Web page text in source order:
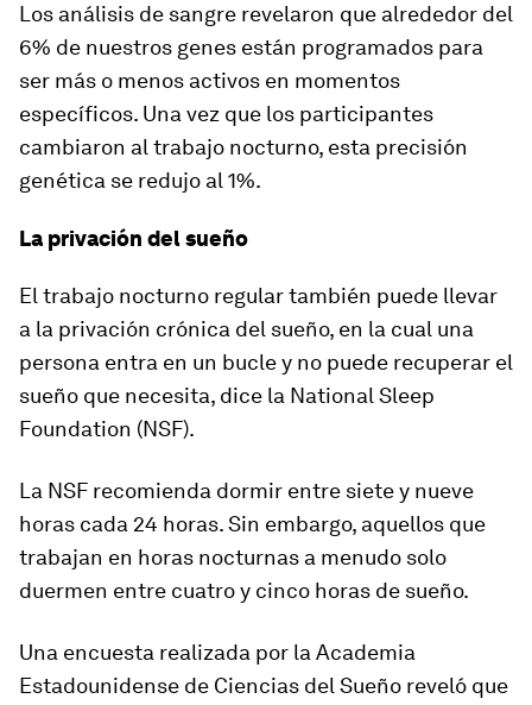
Los análisis de sangre revelaron que alrededor del
6% de nuestros genes están programados para
ser más o menos activos en momentos
específicos. Una vez que los participantes
cambiaron al trabajo nocturno, esta precisión
genética se redujo al 1%.
La privación del sueño
El trabajo nocturno regular también puede llevar
a la privación crónica del sueño, en la cual una
persona entra en un bucle y no puede recuperar el
sueño que necesita, dice la National Sleep
Foundation (NSF).
La NSF recomienda dormir entre siete y nueve
horas cada 24 horas. Sin embargo, aquellos que
trabajan en horas nocturnas a menudo solo
duermen entre cuatro y cinco horas de sueño.
Una encuesta realizada por la Academia
Estadounidense de Ciencias del Sueño reveló que